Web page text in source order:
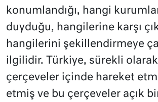
konumlandığı, hangi
duyduğu, hangilerine karşı
hangilerini şekillendirmeye
ilgilidir. Türkiye, sürekli
çerçeveler içinde hareket
etmiş ve bu çerçeveler açık